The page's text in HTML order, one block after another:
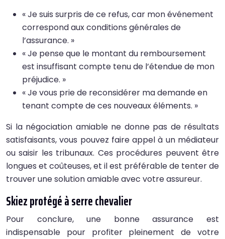
« Je suis surpris de ce refus, car mon événement
correspond aux conditions générales de
l’assurance. »
« Je pense que le montant du remboursement
est insuffisant compte tenu de l’étendue de mon
préjudice. »
« Je vous prie de reconsidérer ma demande en
tenant compte de ces nouveaux éléments. »
Si la négociation amiable ne donne pas de résultats
satisfaisants, vous pouvez faire appel à un médiateur
ou saisir les tribunaux. Ces procédures peuvent être
longues et coûteuses, et il est préférable de tenter de
trouver une solution amiable avec votre assureur.
Skiez protégé à serre chevalier
Pour conclure, une bonne assurance est
indispensable pour profiter pleinement de votre